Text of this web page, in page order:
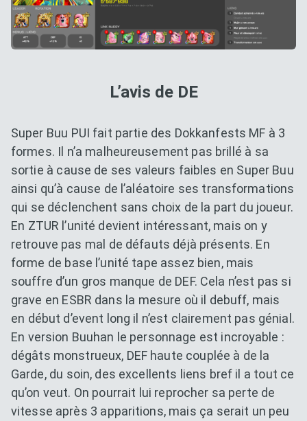
L’avis de DE
Super Buu PUI fait partie des Dokkanfests MF à 3
formes. Il n’a malheureusement pas brillé à sa
sortie à cause de ses valeurs faibles en Super Buu
ainsi qu’à cause de l’aléatoire ses transformations
qui se déclenchent sans choix de la part du joueur.
En ZTUR l’unité devient intéressant, mais on y
retrouve pas mal de défauts déjà présents. En
forme de base l’unité tape assez bien, mais
souffre d’un gros manque de DEF. Cela n’est pas si
grave en ESBR dans la mesure où il debuff, mais
en début d’event long il n’est clairement pas génial.
En version Buuhan le personnage est incroyable :
dégâts monstrueux, DEF haute couplée à de la
Garde, du soin, des excellents liens bref il a tout ce
qu’on veut. On pourrait lui reprocher sa perte de
vitesse après 3 apparitions, mais ça serait un peu